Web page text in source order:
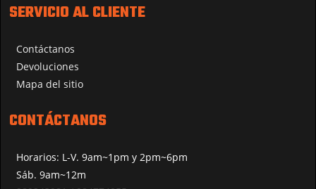
SERVICIO AL CLIENTE
Contáctanos
Devoluciones
Mapa del sitio
CONTÁCTANOS
Horarios: L-V. 9am~1pm y 2pm~6pm
Sáb. 9am~12m